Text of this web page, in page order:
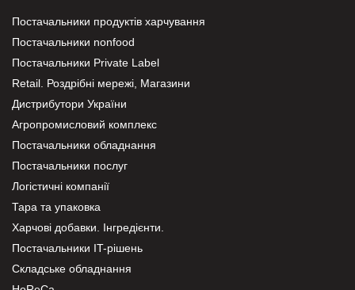
Постачальники продуктів харчування
Постачальники nonfood
Постачальники Private Label
Retail. Роздрібні мережі, Магазини
Дистрибутори України
Агропромисловий комплекс
Постачальники обладнання
Постачальники послуг
Логістичні компанії
Тара та упаковка
Харчові добавки. Інгредієнти.
Постачальники IT-рішень
Складське обладнання